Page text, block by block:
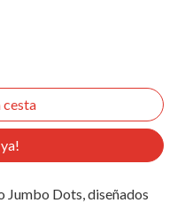
Jumbo Dots, diseñados